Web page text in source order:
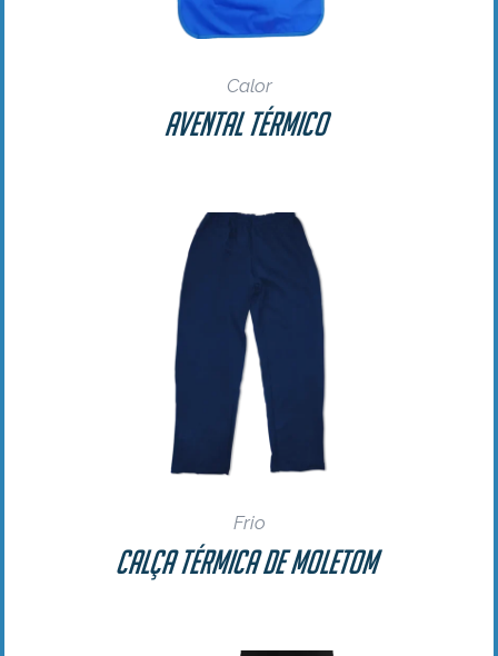
Calor
Avental Térmico
Frio
Calça Térmica de Moletom